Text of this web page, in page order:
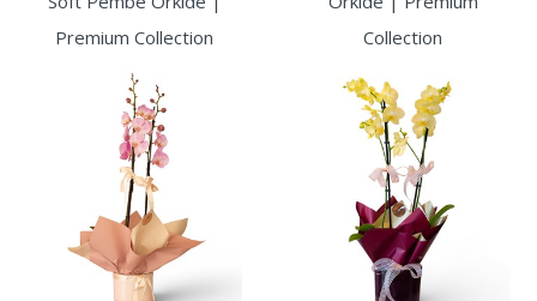
Premium Collection
Collection